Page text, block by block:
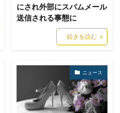
スパイウェア
スパム
ィッシング
スプーフィング
ピーカー
スマートフォン
キュリティインシデント
セキュリティコード
セキュリティニュース
にされ外部にスパムメール
送信される事態に
続きを読む
ニュース